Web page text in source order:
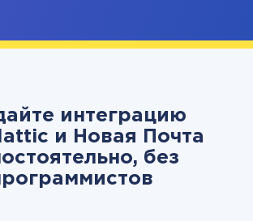
интеграцию
и Новая Почта
без